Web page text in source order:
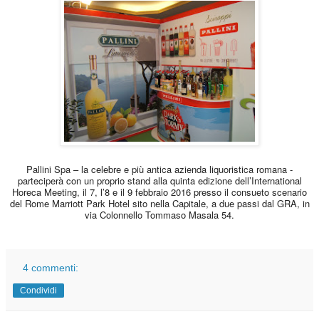
Pallini Spa – la celebre e più antica azienda liquoristica romana -
parteciperà con un proprio stand alla quinta edizione dell’International
Horeca Meeting, il 7, l’8 e il 9 febbraio 2016 presso il consueto scenario
del Rome Marriott Park Hotel sito nella Capitale, a due passi dal GRA, in
via Colonnello Tommaso Masala 54.
4 commenti:
Condividi